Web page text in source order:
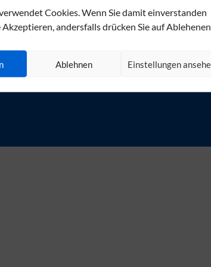
Cookies. Wenn Sie damit einverstanden
Akzeptieren, andersfalls drücken Sie auf Ablehenen.
Ablehnen Einstellungen
Montag - Donnerstag: 7:30 -
Freitag: 7:30 - 13:30 Uhr.
An Feier- und Brückentagen